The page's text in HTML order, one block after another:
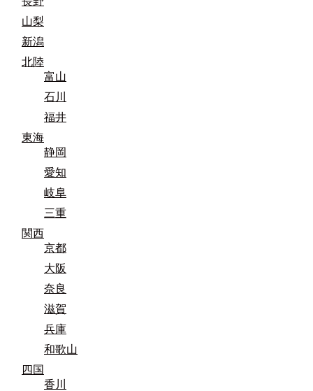
山梨
新潟
北陸
富山
石川
福井
東海
静岡
愛知
岐阜
三重
関西
京都
大阪
奈良
滋賀
兵庫
和歌山
四国
香川